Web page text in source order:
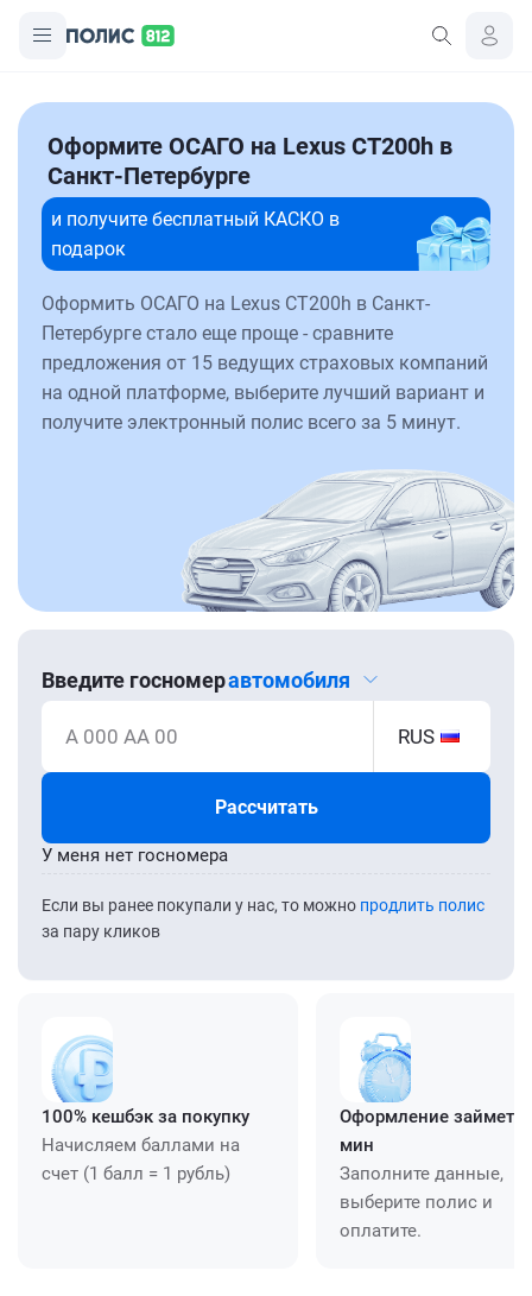
Оформите ОСАГО на Lexus CT200h в
Санкт-Петербурге
и получите бесплатный КАСКО в
подарок
Оформить ОСАГО на Lexus CT200h в Санкт-
Петербурге стало еще проще - сравните
предложения от 15 ведущих страховых компаний
на одной платформе, выберите лучший вариант и
получите электронный полис всего за 5 минут.
Введите госномеравтомобиля
А 000 АА 00 RUS
Рассчитать
Если вы ранее покупали у нас, то можно продлить полис
за пару кликов
У меня нет госномера
100% кешбэк за покупку
Начисляем баллами на
счет (1 балл = 1 рубль)
Оформление займет
мин
Заполните данные,
выберите полис и
оплатите.